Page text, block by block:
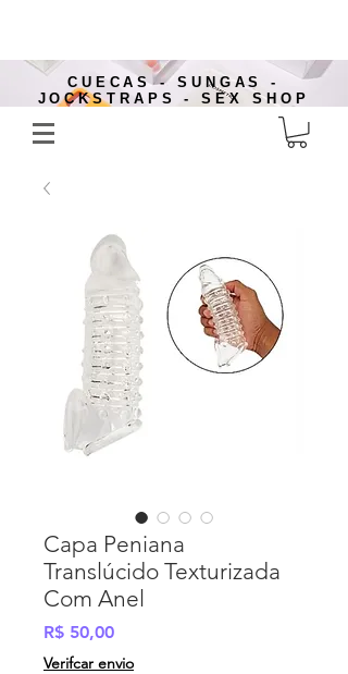
CUECAS - SUNGAS -
JOCKSTRAPS - SEX SHOP
Capa Peniana
Translúcido Texturizada
Com Anel
R$ 50,00Preço
Verifcar envio